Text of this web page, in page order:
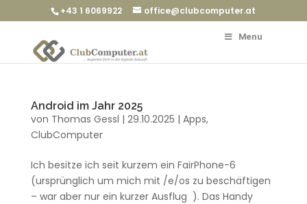
+43 1 6069922 office@clubcomputer.at
Menu
Android im Jahr 2025
von Thomas Gessl | 29.10.2025 | Apps,
ClubComputer
Ich besitze ich seit kurzem ein FairPhone-6
(ursprünglich um mich mit /e/os zu beschäftigen
– war aber nur ein kurzer Ausflug ). Das Handy